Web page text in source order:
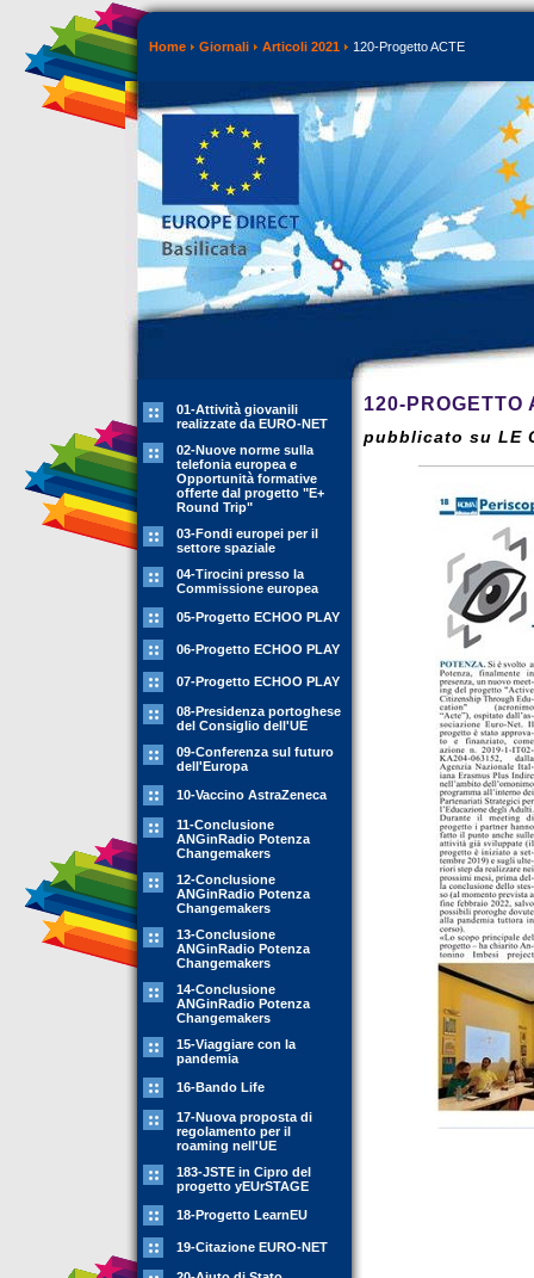
Home Giornali Articoli 2021 120-Progetto ACTE
01-Attività giovanili
realizzate da EURO-NET
02-Nuove norme sulla
telefonia europea e
Opportunità formative
offerte dal progetto "E+
Round Trip"
03-Fondi europei per il
settore spaziale
04-Tirocini presso la
Commissione europea
05-Progetto ECHOO PLAY
06-Progetto ECHOO PLAY
07-Progetto ECHOO PLAY
08-Presidenza portoghese
del Consiglio dell'UE
09-Conferenza sul futuro
dell'Europa
10-Vaccino AstraZeneca
11-Conclusione
ANGinRadio Potenza
Changemakers
12-Conclusione
ANGinRadio Potenza
Changemakers
13-Conclusione
ANGinRadio Potenza
Changemakers
14-Conclusione
ANGinRadio Potenza
Changemakers
15-Viaggiare con la
pandemia
16-Bando Life
17-Nuova proposta di
regolamento per il
roaming nell'UE
183-JSTE in Cipro del
progetto yEUrSTAGE
18-Progetto LearnEU
19-Citazione EURO-NET
120-PROGETTO
pubblicato su LE